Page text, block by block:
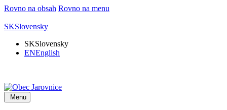
Rovno na obsah Rovno na menu
SKSlovensky
SKSlovensky
ENEnglish
Menu